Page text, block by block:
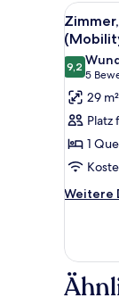
Alle
Fotos
für
1
Bett,
2
9,29,2 von
5
(5
29 m²
Platz
1
Weitere
Weitere
1
Queen-
Bett,